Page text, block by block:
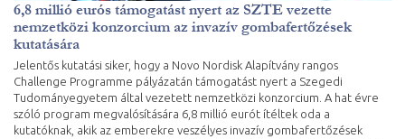
6,8 millió eurós támogatást nyert az SZTE vezette
nemzetközi konzorcium az invazív gombafertőzések
kutatására
Jelentős kutatási siker, hogy a Novo Nordisk Alapítvány rangos
Challenge Programme pályázatán támogatást nyert a Szegedi
Tudományegyetem által vezetett nemzetközi konzorcium. A hat évre
szóló program megvalósítására 6,8 millió eurót ítéltek oda a
kutatóknak, akik az emberekre veszélyes invazív gombafertőzések